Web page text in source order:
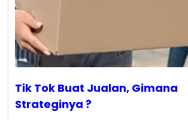
Tik Tok Buat Jualan, Gimana
Strateginya ?